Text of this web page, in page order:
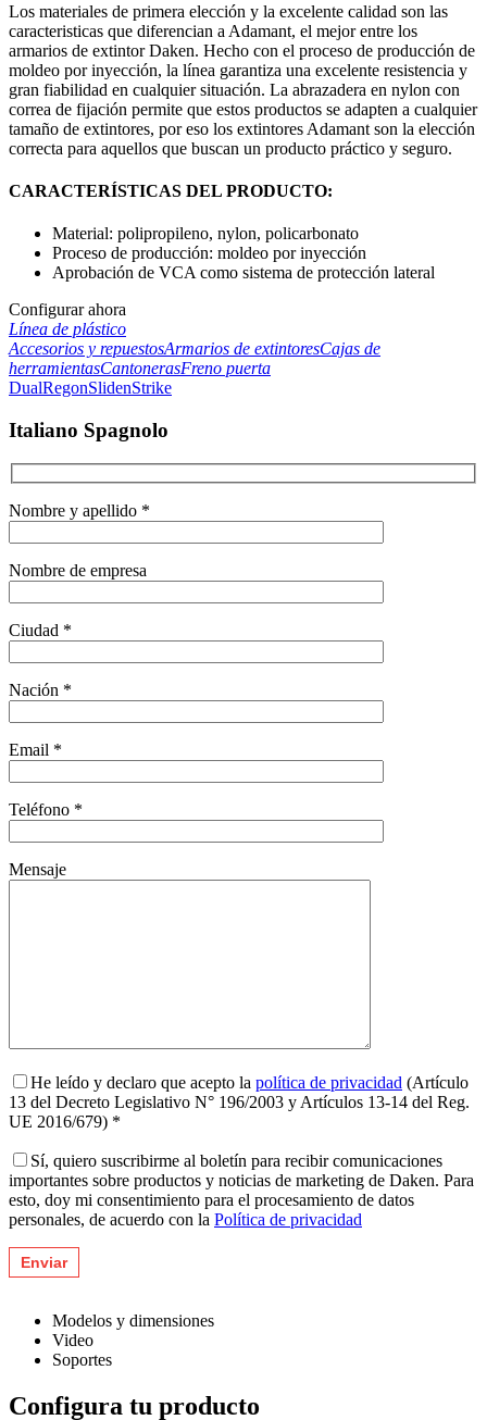
Los materiales de primera elección y la excelente calidad son las
caracteristicas que diferencian a Adamant, el mejor entre los
armarios de extintor Daken. Hecho con el proceso de producción de
moldeo por inyección, la línea garantiza una excelente resistencia y
gran fiabilidad en cualquier situación. La abrazadera en nylon con
correa de fijación permite que estos productos se adapten a cualquier
tamaño de extintores, por eso los extintores Adamant son la elección
correcta para aquellos que buscan un producto práctico y seguro.
CARACTERÍSTICAS DEL PRODUCTO:
Material: polipropileno, nylon, policarbonato
Proceso de producción: moldeo por inyección
Aprobación de VCA como sistema de protección lateral
Configurar ahora
Línea de plástico
Accesorios y repuestosArmarios de extintoresCajas de
herramientasCantonerasFreno puerta
DualRegonSlidenStrike
Italiano Spagnolo
Nombre y apellido *
Nombre de empresa
Ciudad *
Nación *
Email *
Teléfono *
Mensaje
He leído y declaro que acepto la política de privacidad (Artículo
13 del Decreto Legislativo N° 196/2003 y Artículos 13-14 del Reg.
UE 2016/679) *
Sí, quiero suscribirme al boletín para recibir comunicaciones
importantes sobre productos y noticias de marketing de Daken. Para
esto, doy mi consentimiento para el procesamiento de datos
personales, de acuerdo con la Política de privacidad
Modelos y dimensiones
Video
Soportes
Configura tu producto